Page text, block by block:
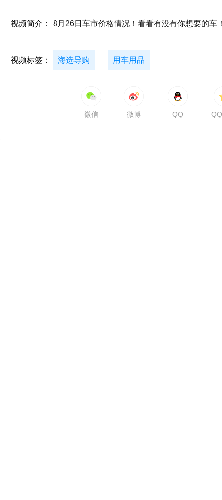
视频简介： 8月26日车市价格情况！看看有没有你想要的车
视频标签： 海选导购 用车用品
微信 微博 QQ